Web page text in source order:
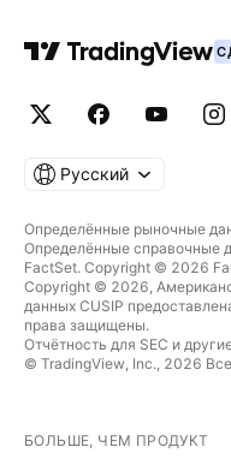
Русский
Определённые рыночные
Определённые справочные
FactSet. Copyright © 2026
Copyright © 2026,
данных CUSIP
права защищены.
Отчётность для SEC и
© TradingView, Inc., 2026
БОЛЬШЕ, ЧЕМ ПРОДУКТ